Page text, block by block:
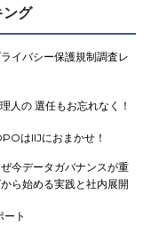
ング
イバシー保護規制調査レ
人の 選任もお忘れなく！
はIIJにおまかせ！
今データガバナンスが重
ら始める実践と社内展開
ト